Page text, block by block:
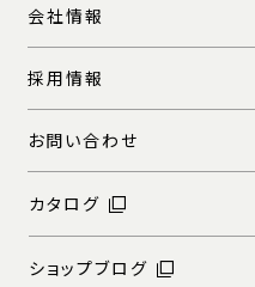
会社情報
採用情報
お問い合わせ
カタログ
ショップブログ